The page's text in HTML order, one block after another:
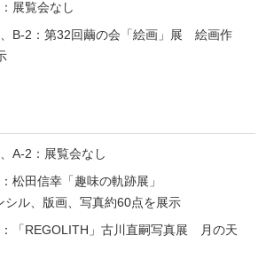
展覧会なし
B-2：第32回繭の会「絵画」展 絵画作
A-2：展覧会なし
松田信幸「趣味の軌跡展」
シル、版画、写真約60点を展示
「REGOLITH」古川直嗣写真展 月の天